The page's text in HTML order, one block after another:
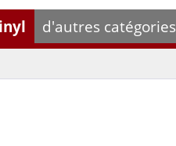
d'autres catégories